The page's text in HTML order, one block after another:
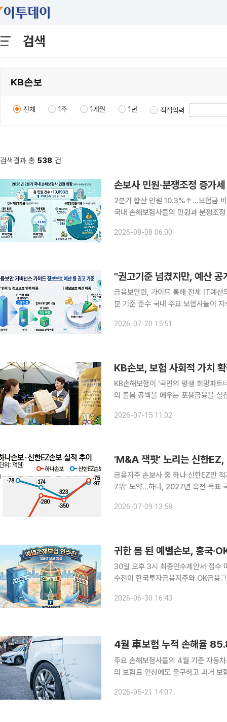
검색
전체 1주 1개월 1년 직접입력
검색결과 총 538 건
손보사 민원·분쟁조정 증가
2분기 합산 민원 10.3%↑…보험금
국내 손해보험사들의 민원과 분쟁조
이관 정책 역시 당장 전반적인 감축
2026-08-08 06:00
"권고기준 넘겼지만, 예산
금융보안원, 가이드 통해 전체 IT예
분 기준 준수 국내 주요 보험사들이 지속가능경영보고서를 통해 정보보호 투자 현황을 공개하고 있
로 나타났다. 다만 구체적인 예산 금
2026-07-20 15:51
KB손보, 보험 사회적 가치
KB손해보험이 '국민의 평생 희망파
의 돌봄 공백을 메우는 포용금융을
를 위한 생애주기별 맞춤형 지원을 확
2026-07-15 11:02
'M&A 잭팟' 노리는 신한EZ,
금융지주 손보사 중 하나·신한EZ만
7위’ 도약…하나, 2027년 흑전 목표 국내 금융지주계열 손해보험사 중 만성 적자에 신음하던 하나
신한EZ손보는 신한금융지주의 롯데
2026-07-09 13:58
귀한 몸 된 예별손보, 흥국
30일 오후 3시 최종인수제안서 접수 마감흥
수전이 한국투자금융지주와 OK금융
2026-06-30 16:43
4월 車보험 누적 손해율
주요 손해보험사들의 4월 기준 자동
의 보험료 인상에도 불구하고 과거 보
·KB손해보험 등 대형 4개사의 자동
2026-05-21 14:07